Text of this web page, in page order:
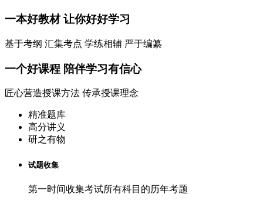
一本好教材让你好好学习
基于考纲 汇集考点 学练相辅 严于编纂
一个好课程 陪伴学习有信心
匠心营造授课方法 传承授课理念
精准题库
高分讲义
研之有物
试题收集
第一时间收集考试所有科目的历年考题